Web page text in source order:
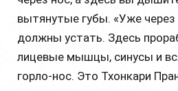
вытянутые губы. «Уже
должны устать. Здесь
лицевые мышцы, синусы и
горло-нос. Это Тхонкари